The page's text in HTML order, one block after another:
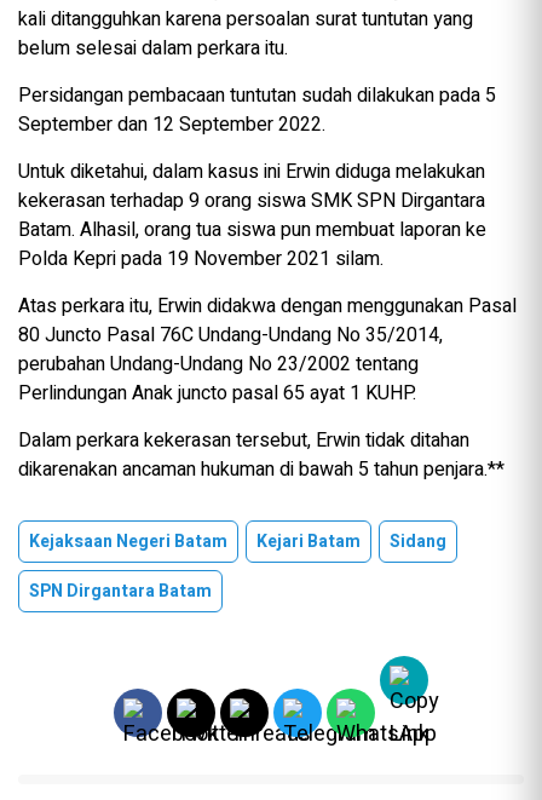
kali ditangguhkan karena persoalan surat tuntutan yang
belum selesai dalam perkara itu.
Persidangan pembacaan tuntutan sudah dilakukan pada 5
September dan 12 September 2022.
Untuk diketahui, dalam kasus ini Erwin diduga melakukan
kekerasan terhadap 9 orang siswa SMK SPN Dirgantara
Batam. Alhasil, orang tua siswa pun membuat laporan ke
Polda Kepri pada 19 November 2021 silam.
Atas perkara itu, Erwin didakwa dengan menggunakan Pasal
80 Juncto Pasal 76C Undang-Undang No 35/2014,
perubahan Undang-Undang No 23/2002 tentang
Perlindungan Anak juncto pasal 65 ayat 1 KUHP.
Dalam perkara kekerasan tersebut, Erwin tidak ditahan
dikarenakan ancaman hukuman di bawah 5 tahun penjara.**
Kejaksaan Negeri Batam Kejari Batam
Sidang
SPN Dirgantara Batam